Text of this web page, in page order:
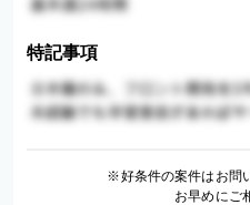
特記事項
※好条件の案件はお問
お早めにご